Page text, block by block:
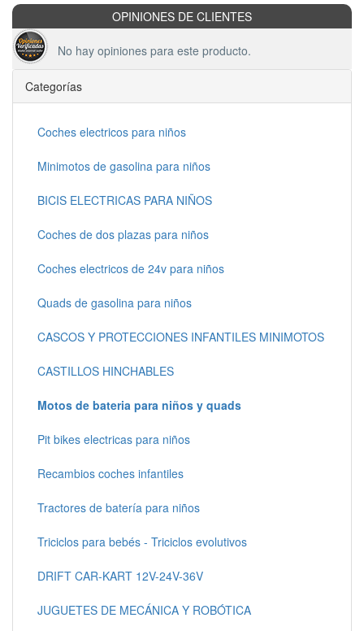
OPINIONES DE CLIENTES
No hay opiniones para este producto.
Categorías
Coches electricos para niños
Minimotos de gasolina para niños
BICIS ELECTRICAS PARA NIÑOS
Coches de dos plazas para niños
Coches electricos de 24v para niños
Quads de gasolina para niños
CASCOS Y PROTECCIONES INFANTILES MINIMOTOS
CASTILLOS HINCHABLES
Motos de bateria para niños y quads
Pit bikes electricas para niños
Recambios coches infantiles
Tractores de batería para niños
Triciclos para bebés - Triciclos evolutivos
DRIFT CAR-KART 12V-24V-36V
JUGUETES DE MECÁNICA Y ROBÓTICA